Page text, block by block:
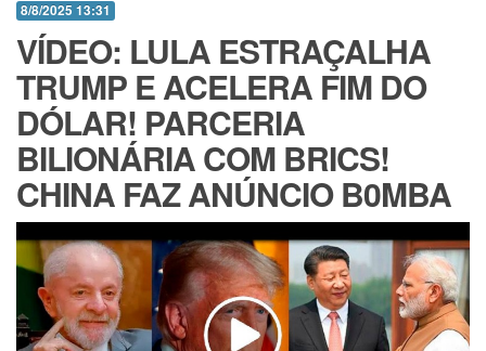
8/8/2025 13:31
VÍDEO: LULA ESTRAÇALHA
TRUMP E ACELERA FIM DO
DÓLAR! PARCERIA
BILIONÁRIA COM BRICS!
CHINA FAZ ANÚNCIO B0MBA